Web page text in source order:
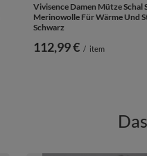
Vivisence Damen Mütze Schal
Merinowolle Für Wärme Und
Schwarz
112,99 € / item